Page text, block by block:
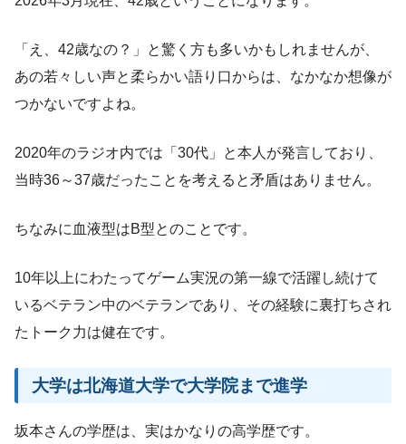
「え、42歳なの？」と驚く方も多いかもしれませんが、
あの若々しい声と柔らかい語り口からは、なかなか想像が
つかないですよね。
2020年のラジオ内では「30代」と本人が発言しており、
当時36～37歳だったことを考えると矛盾はありません。
ちなみに血液型はB型とのことです。
10年以上にわたってゲーム実況の第一線で活躍し続けて
いるベテラン中のベテランであり、その経験に裏打ちされ
たトーク力は健在です。
大学は北海道大学で大学院まで進学
坂本さんの学歴は、実はかなりの高学歴です。